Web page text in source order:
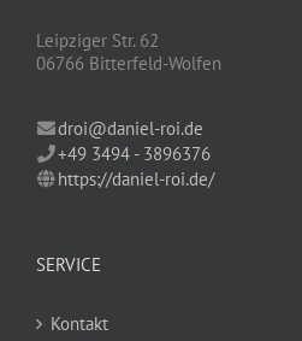
Leipziger Str. 62
06766 Bitterfeld-Wolfen
droi@daniel-roi.de
+49 3494 - 3896376
https://daniel-roi.de/
SERVICE
Kontakt